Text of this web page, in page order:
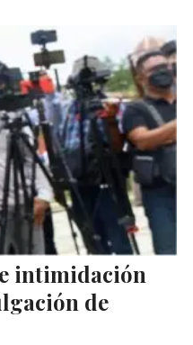
intimidación
de